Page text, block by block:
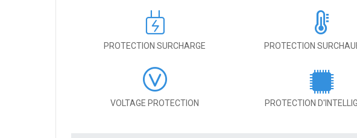
PROTECTION SURCHARGE PROTECTION
VOLTAGE PROTECTION PROTECTION